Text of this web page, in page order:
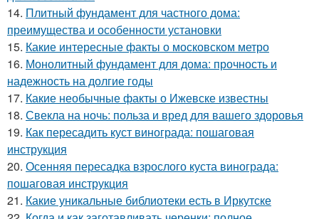
14. Плитный фундамент для частного дома:
преимущества и особенности установки
15. Какие интересные факты о московском метро
16. Монолитный фундамент для дома: прочность и
надежность на долгие годы
17. Какие необычные факты о Ижевске известны
18. Свекла на ночь: польза и вред для вашего здоровья
19. Как пересадить куст винограда: пошаговая
инструкция
20. Осенняя пересадка взрослого куста винограда:
пошаговая инструкция
21. Какие уникальные библиотеки есть в Иркутске